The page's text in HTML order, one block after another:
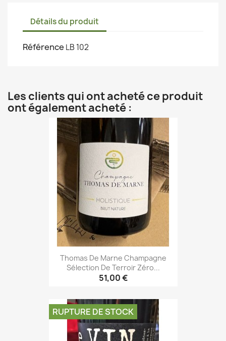
Détails du produit
Référence LB 102
Les clients qui ont acheté ce produit
ont également acheté :
Thomas De Marne Champagne
Sélection De Terroir Zéro...
51,00 €
RUPTURE DE STOCK